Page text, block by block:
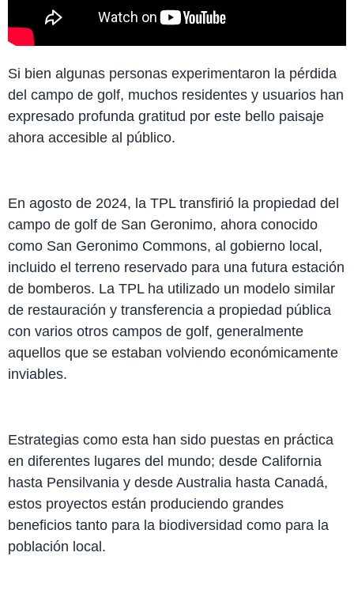
Si bien algunas personas experimentaron la pérdida
del campo de golf, muchos residentes y usuarios han
expresado profunda gratitud por este bello paisaje
ahora accesible al público.
En agosto de 2024, la TPL transfirió la propiedad del
campo de golf de San Geronimo, ahora conocido
como San Geronimo Commons, al gobierno local,
incluido el terreno reservado para una futura estación
de bomberos. La TPL ha utilizado un modelo similar
de restauración y transferencia a propiedad pública
con varios otros campos de golf, generalmente
aquellos que se estaban volviendo económicamente
inviables.
Estrategias como esta han sido puestas en práctica
en diferentes lugares del mundo; desde California
hasta Pensilvania y desde Australia hasta Canadá,
estos proyectos están produciendo grandes
beneficios tanto para la biodiversidad como para la
población local.